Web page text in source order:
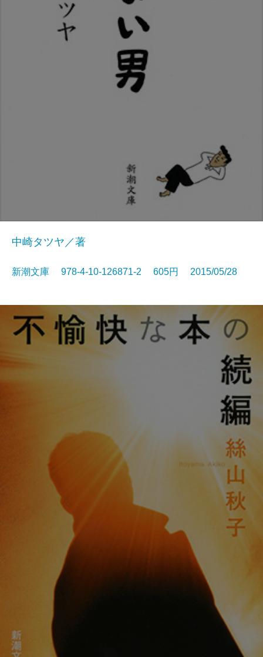
中崎タツヤ／著
新潮文庫 978-4-10-126871-2 605円 2015/05/28